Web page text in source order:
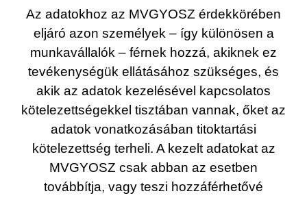
Az adatokhoz az MVGYOSZ érdekkörében
eljáró azon személyek – így különösen a
munkavállalók – férnek hozzá, akiknek ez
tevékenységük ellátásához szükséges, és
akik az adatok kezelésével kapcsolatos
kötelezettségekkel tisztában vannak, őket az
adatok vonatkozásában titoktartási
kötelezettség terheli. A kezelt adatokat az
MVGYOSZ csak abban az esetben
továbbítja, vagy teszi hozzáférhetővé